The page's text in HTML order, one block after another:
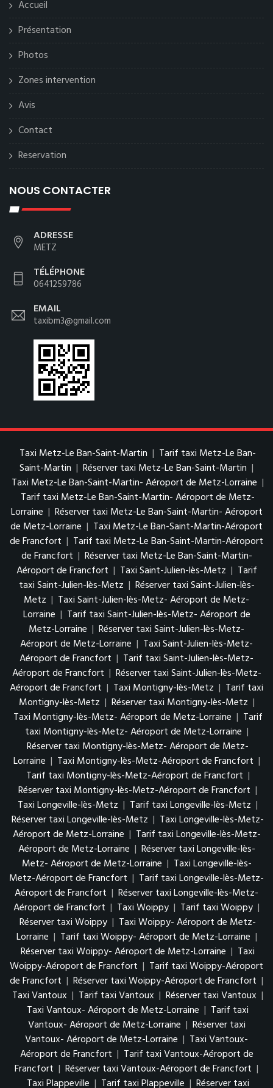
Accueil
Présentation
Photos
Zones intervention
Avis
Contact
Reservation
NOUS CONTACTER
ADRESSE
METZ
TÉLÉPHONE
0641259786
EMAIL
taxibm3@gmail.com
Taxi Metz-Le Ban-Saint-Martin | Tarif taxi Metz-Le Ban-
Saint-Martin | Réserver taxi Metz-Le Ban-Saint-Martin |
Taxi Metz-Le Ban-Saint-Martin- Aéroport de Metz-Lorraine |
Tarif taxi Metz-Le Ban-Saint-Martin- Aéroport de Metz-
Lorraine | Réserver taxi Metz-Le Ban-Saint-Martin- Aéroport
de Metz-Lorraine | Taxi Metz-Le Ban-Saint-Martin-Aéroport
de Francfort | Tarif taxi Metz-Le Ban-Saint-Martin-Aéroport
de Francfort | Réserver taxi Metz-Le Ban-Saint-Martin-
Aéroport de Francfort | Taxi Saint-Julien-lès-Metz | Tarif
taxi Saint-Julien-lès-Metz | Réserver taxi Saint-Julien-lès-
Metz | Taxi Saint-Julien-lès-Metz- Aéroport de Metz-
Lorraine | Tarif taxi Saint-Julien-lès-Metz- Aéroport de
Metz-Lorraine | Réserver taxi Saint-Julien-lès-Metz-
Aéroport de Metz-Lorraine | Taxi Saint-Julien-lès-Metz-
Aéroport de Francfort | Tarif taxi Saint-Julien-lès-Metz-
Aéroport de Francfort | Réserver taxi Saint-Julien-lès-Metz-
Aéroport de Francfort | Taxi Montigny-lès-Metz | Tarif taxi
Montigny-lès-Metz | Réserver taxi Montigny-lès-Metz |
Taxi Montigny-lès-Metz- Aéroport de Metz-Lorraine | Tarif
taxi Montigny-lès-Metz- Aéroport de Metz-Lorraine |
Réserver taxi Montigny-lès-Metz- Aéroport de Metz-
Lorraine | Taxi Montigny-lès-Metz-Aéroport de Francfort |
Tarif taxi Montigny-lès-Metz-Aéroport de Francfort |
Réserver taxi Montigny-lès-Metz-Aéroport de Francfort |
Taxi Longeville-lès-Metz | Tarif taxi Longeville-lès-Metz |
Réserver taxi Longeville-lès-Metz | Taxi Longeville-lès-Metz-
Aéroport de Metz-Lorraine | Tarif taxi Longeville-lès-Metz-
Aéroport de Metz-Lorraine | Réserver taxi Longeville-lès-
Metz- Aéroport de Metz-Lorraine | Taxi Longeville-lès-
Metz-Aéroport de Francfort | Tarif taxi Longeville-lès-Metz-
Aéroport de Francfort | Réserver taxi Longeville-lès-Metz-
Aéroport de Francfort | Taxi Woippy | Tarif taxi Woippy |
Réserver taxi Woippy | Taxi Woippy- Aéroport de Metz-
Lorraine | Tarif taxi Woippy- Aéroport de Metz-Lorraine |
Réserver taxi Woippy- Aéroport de Metz-Lorraine | Taxi
Woippy-Aéroport de Francfort | Tarif taxi Woippy-Aéroport
de Francfort | Réserver taxi Woippy-Aéroport de Francfort |
Taxi Vantoux | Tarif taxi Vantoux | Réserver taxi Vantoux |
Taxi Vantoux- Aéroport de Metz-Lorraine | Tarif taxi
Vantoux- Aéroport de Metz-Lorraine | Réserver taxi
Vantoux- Aéroport de Metz-Lorraine | Taxi Vantoux-
Aéroport de Francfort | Tarif taxi Vantoux-Aéroport de
Francfort | Réserver taxi Vantoux-Aéroport de Francfort |
Taxi Plappeville | Tarif taxi Plappeville | Réserver taxi